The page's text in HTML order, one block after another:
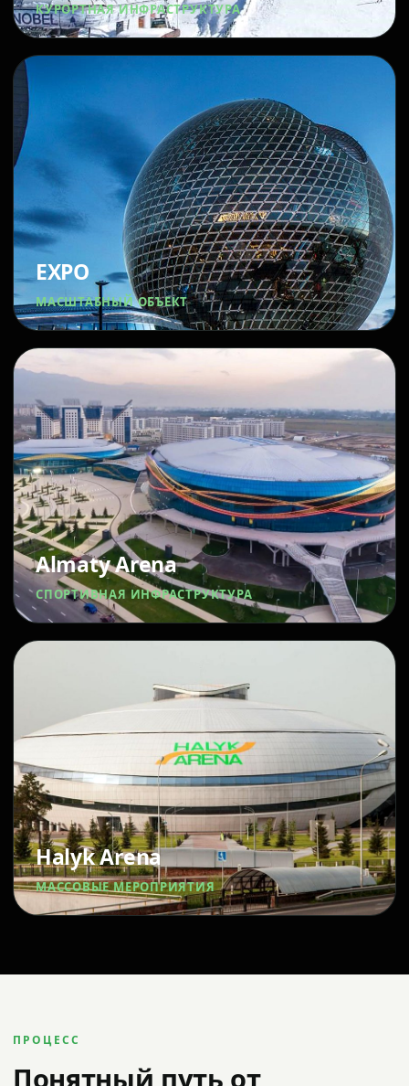
КУРОРТНАЯ ИНФРАСТРУКТУРА
EXPO
МАСШТАБНЫЙ ОБЪЕКТ
Almaty Arena
СПОРТИВНАЯ ИНФРАСТРУКТУРА
Halyk Arena
МАССОВЫЕ МЕРОПРИЯТИЯ
ПРОЦЕСС
Понятный путь от